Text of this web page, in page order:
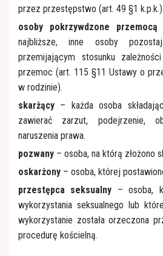
przez przestępstwo (art. 49 §1 k.p.k.).
osoby pokrzywdzone
najbliższe, inne osoby
przemijającym stosunku
przemoc (art. 115 §11 Ustawy o
w rodzinie).
skarżący – każda osoba
zawierać zarzut, podejrzenie,
naruszenia prawa.
pozwany – osoba, na którą złożono
oskarżony – osoba, której
przestępca seksualny – osoba,
wykorzystania seksualnego lub
wykorzystanie została orzeczona
procedurę kościelną.